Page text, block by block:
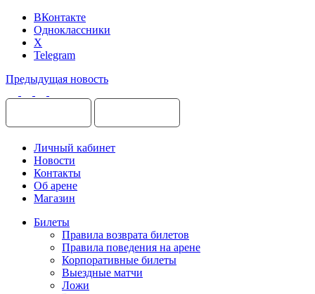
ВКонтакте
Одноклассники
X
Telegram
Предыдущая новость
Личный кабинет
Новости
Контакты
Об арене
Магазин
Билеты
Правила возврата билетов
Правила поведения на арене
Корпоративные билеты
Выездные матчи
Ложи